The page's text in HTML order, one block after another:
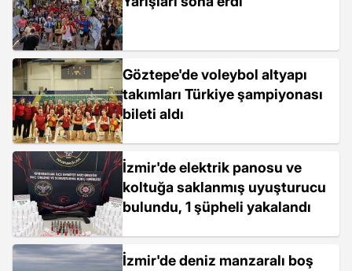
Göztepe'de voleybol altyapı
takımları Türkiye şampiyonası
bileti aldı
İzmir'de elektrik panosu ve
koltuğa saklanmış uyuşturucu
bulundu, 1 şüpheli yakalandı
İzmir'de deniz manzaralı boş